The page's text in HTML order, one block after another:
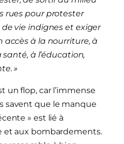
rues pour protester
vie indignes et exiger
accès à la nourriture, à
santé, à l’éducation,
»
un flop, car l’immense
savent que le manque
» est lié à
et aux bombardements.